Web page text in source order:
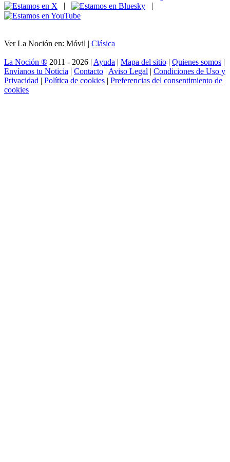
|
|
Ver La Noción en: Móvil | Clásica
La Noción ® 2011 - 2026 | Ayuda | Mapa del sitio | Quienes somos |
Envíanos tu Noticia | Contacto | Aviso Legal | Condiciones de Uso y
Privacidad | Política de cookies | Preferencias del consentimiento de
cookies